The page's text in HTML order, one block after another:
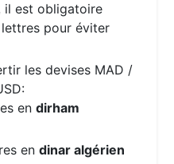
il est obligatoire
lettres pour éviter
les devises MAD /
endirham
endinar algérien